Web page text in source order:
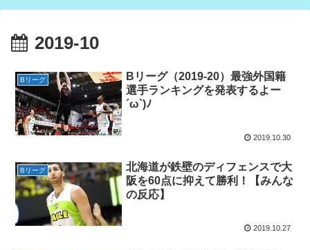
2019-10
Bリーグ
Bリーグ（2019-20）最強外国籍
選手ランキングを発表するよー
´ω`)ﾉ
2019.10.30
Bリーグ
北海道が鉄壁のディフェンスで大
阪を60点に抑えて勝利！【みんな
の反応】
2019.10.27